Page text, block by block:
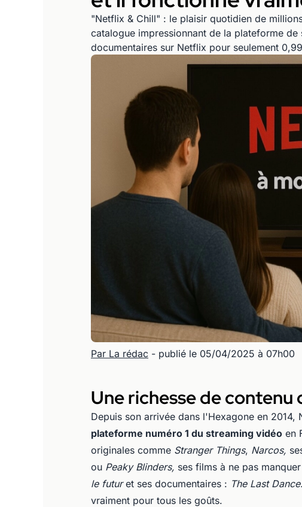
"Netflix & Chill" : le plaisir quotidien de
catalogue impressionnant de la plateforme
documentaires sur Netflix pour seulement
Par La rédac - publié le 05/04/2025 à 07h00
Une richesse de contenu
Depuis son arrivée dans l'Hexagone en
plateforme numéro 1 du streaming vidéo en
originales comme Stranger Things, Narcos,
ou Peaky Blinders, ses films à ne pas
le futuret ses documentaires : The Last
vraiment pour tous les goûts.